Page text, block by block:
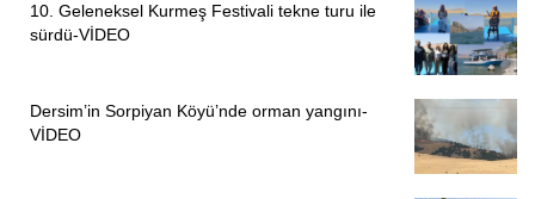
10. Geleneksel Kurmeş Festivali tekne turu ile
sürdü-VİDEO
Dersim’in Sorpiyan Köyü’nde orman yangını-
VİDEO